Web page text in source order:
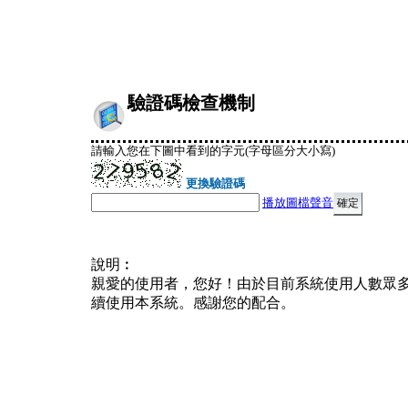
驗證碼檢查機制
請輸入您在下圖中看到的字元(字母區分大小寫)
更換驗證碼
播放圖檔聲音
說明︰
親愛的使用者，您好！由於目前系統使用人數眾
續使用本系統。感謝您的配合。